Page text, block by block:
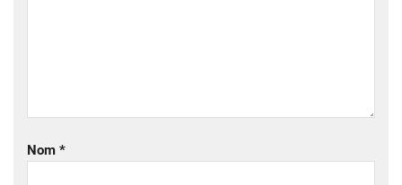
Nom *